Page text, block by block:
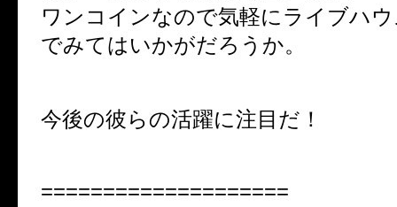
ワンコインなので気軽にライブハ
でみてはいかがだろうか。
今後の彼らの活躍に注目だ！
====================